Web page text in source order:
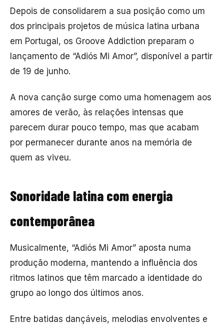
Depois de consolidarem a sua posição como um
dos principais projetos de música latina urbana
em Portugal, os Groove Addiction preparam o
lançamento de “Adiós Mi Amor”, disponível a partir
de 19 de junho.
A nova canção surge como uma homenagem aos
amores de verão, às relações intensas que
parecem durar pouco tempo, mas que acabam
por permanecer durante anos na memória de
quem as viveu.
Sonoridade latina com energia
contemporânea
Musicalmente, “Adiós Mi Amor” aposta numa
produção moderna, mantendo a influência dos
ritmos latinos que têm marcado a identidade do
grupo ao longo dos últimos anos.
Entre batidas dançáveis, melodias envolventes e